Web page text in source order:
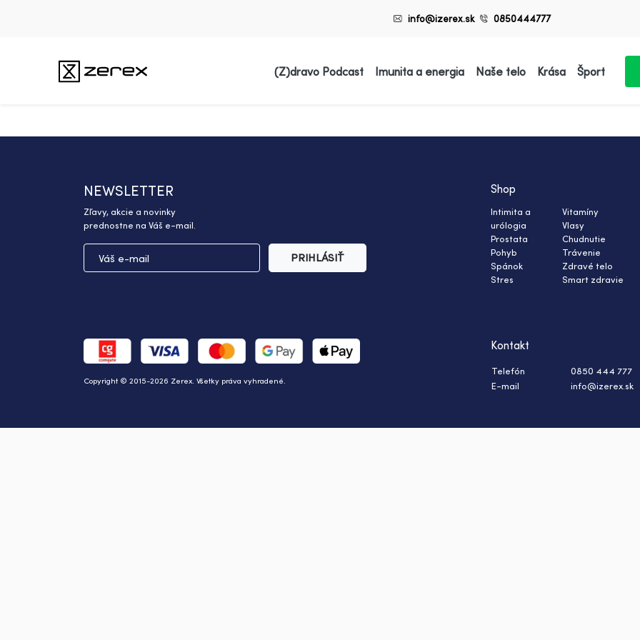
info@izerex.sk 0850444777
(Z)dravo Podcast Imunita a energia Naše telo Krása Šport
NEWSLETTER
Zľavy, akcie a novinky
prednostne na Váš e-mail.
PRIHLÁSIŤ
Shop
Intimita a
urólogia
Prostata
Pohyb
Spánok
Stres
Vitamíny
Vlasy
Chudnutie
Trávenie
Zdravé telo
Smart zdravie
Copyright © 2015-2026 Zerex. Všetky práva vyhradené.
Kontakt
Telefón
0850 444 777
E-mail
info@izerex.sk